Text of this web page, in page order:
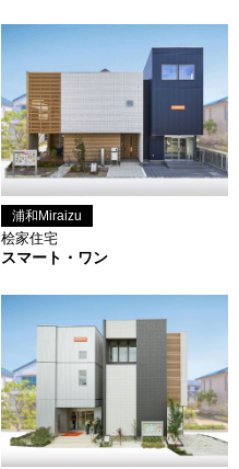
浦和Miraizu
桧家住宅
スマート・ワン